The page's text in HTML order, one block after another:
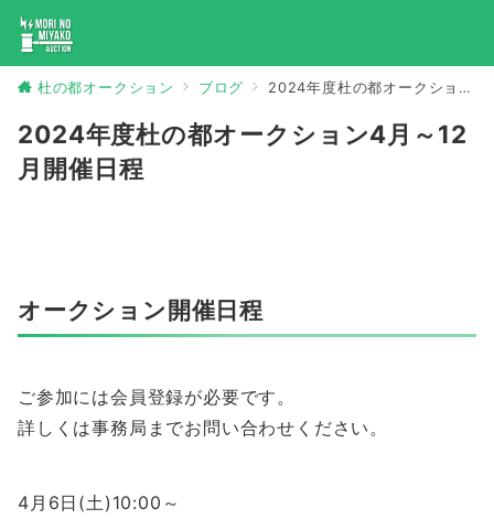
杜の都オークション ブログ 2024年度杜の都オークション4月～12月開催日程
2024年度杜の都オークション4月～12
月開催日程
オークション開催日程
ご参加には会員登録が必要です。
詳しくは事務局までお問い合わせください。
4月6日(土)10:00～